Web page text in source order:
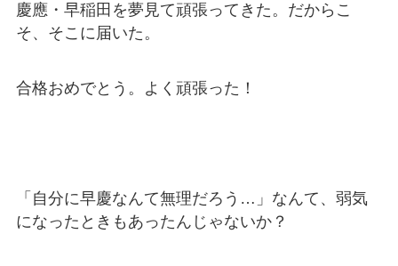
慶應・早稲田を夢見て頑張ってきた。だからこ
そ、そこに届いた。
合格おめでとう。よく頑張った！
「自分に早慶なんて無理だろう…」なんて、弱気
になったときもあったんじゃないか？